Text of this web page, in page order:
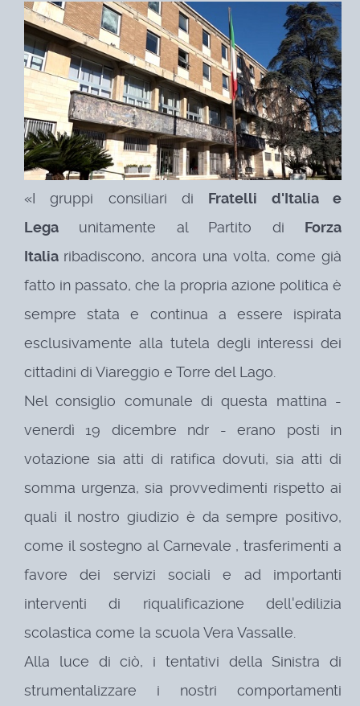
«I gruppi consiliari di Fratelli d'Italia e
Lega unitamente al Partito di Forza
Italia ribadiscono, ancora una volta, come già
fatto in passato, che la propria azione politica è
sempre stata e continua a essere ispirata
esclusivamente alla tutela degli interessi dei
cittadini di Viareggio e Torre del Lago.
Nel consiglio comunale di questa mattina -
venerdì 19 dicembre ndr - erano posti in
votazione sia atti di ratifica dovuti, sia atti di
somma urgenza, sia provvedimenti rispetto ai
quali il nostro giudizio è da sempre positivo,
come il sostegno al Carnevale , trasferimenti a
favore dei servizi sociali e ad importanti
interventi di riqualificazione dell'edilizia
scolastica come la scuola Vera Vassalle.
Alla luce di ciò, i tentativi della Sinistra di
strumentalizzare i nostri comportamenti